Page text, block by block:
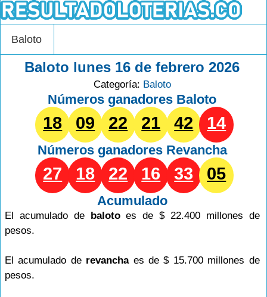
Baloto
Baloto lunes 16 de febrero 2026
Categoría: Baloto
Números ganadores Baloto
18 09 22 21 42 14
Números ganadores Revancha
27 18 22 16 33 05
Acumulado
El acumulado de balotoes de $ 22.400 millones de
pesos.
El acumulado de revanchaes de $ 15.700 millones de
pesos.